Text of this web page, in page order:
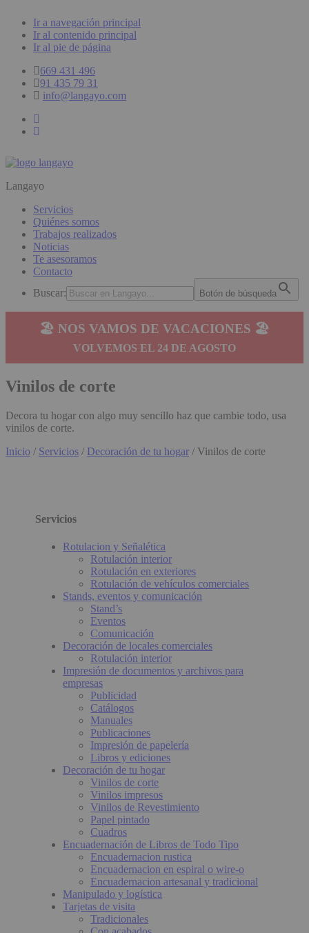
Ir a navegación principal
Ir al contenido principal
Ir al pie de página
669 431 496
91 435 79 31
info@langayo.com
Langayo
Servicios
Quiénes somos
Trabajos realizados
Noticias
Te asesoramos
Contacto
Buscar:
Botón de búsqueda
🏖️ NOS VAMOS DE VACACIONES 🏖️
VOLVEMOS EL 24 DE AGOSTO
Vinilos de corte
Decora tu hogar con algo muy sencillo haz que cambie todo, usa
vinilos de corte.
Inicio / Servicios / Decoración de tu hogar / Vinilos de corte
Servicios
Rotulacion y Señalética
Rotulación interior
Rotulación en exteriores
Rotulación de vehículos comerciales
Stands, eventos y comunicación
Stand’s
Eventos
Comunicación
Decoración de locales comerciales
Rotulación interior
Impresión de documentos y archivos para
empresas
Publicidad
Catálogos
Manuales
Publicaciones
Impresión de papelería
Libros y ediciones
Decoración de tu hogar
Vinilos de corte
Vinilos impresos
Vinilos de Revestimiento
Papel pintado
Cuadros
Encuadernación de Libros de Todo Tipo
Encuadernacion rustica
Encuadernacion en espiral o wire-o
Encuadernacion artesanal y tradicional
Manipulado y logística
Tarjetas de visita
Tradicionales